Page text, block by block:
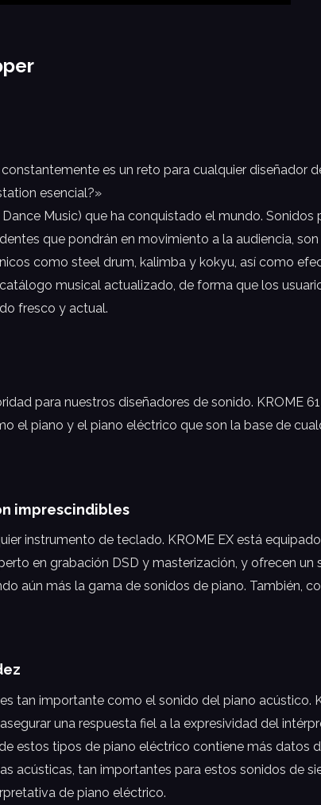
es un reto para cualquier diseñador
esencial?»
Music) que ha conquistado el mundo.
que pondrán en movimiento a la audiencia,
como steel drum, kalimba y kokyu, así como
musical actualizado, de forma que los
fresco y actual.
para nuestros diseñadores de sonido. KROME
el piano y el piano eléctrico que son la base de
imprescindibles
instrumento de teclado. KROME EX está
en grabación DSD y masterización, y ofrecen
aún más la gama de sonidos de piano. También,
tan importante como el sonido del piano acústico.
una respuesta fiel a la expresividad del
estos tipos de piano eléctrico contiene más datos
acústicas, tan importantes para estos sonidos de
de piano eléctrico.